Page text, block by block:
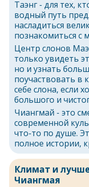
Таэнг - для тех,
водный путь
насладиться
познакомиться с
Центр слонов
только увидеть
но и узнать
поучаствовать в
себе слона, если
большого и
Чиангмай - это
современной
что-то по душе.
полное истории,
Климат и
Чиангмая